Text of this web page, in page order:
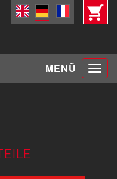
MENÜ Toggle